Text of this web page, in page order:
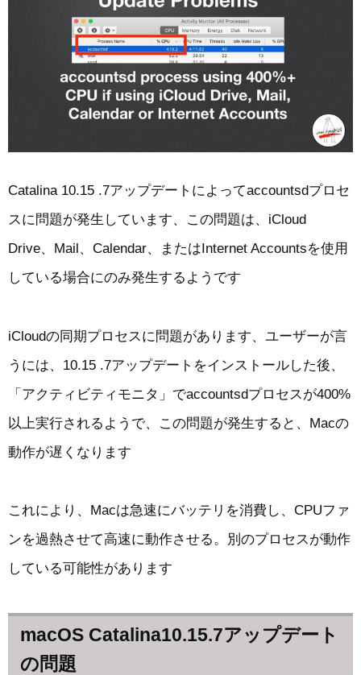
Catalina 10.15 .7アップデートによってaccountsdプロセ
スに問題が発生しています、この問題は、iCloud
Drive、Mail、Calendar、またはInternet Accountsを使用
している場合にのみ発生するようです
iCloudの同期プロセスに問題があります、ユーザーが言
うには、10.15 .7アップデートをインストールした後、
「アクティビティモニタ」でaccountsdプロセスが400%
以上実行されるようで、この問題が発生すると、Macの
動作が遅くなります
これにより、Macは急速にバッテリを消費し、CPUファ
ンを過熱させて高速に動作させる。別のプロセスが動作
している可能性があります
macOS Catalina10.15.7アップデート
の問題